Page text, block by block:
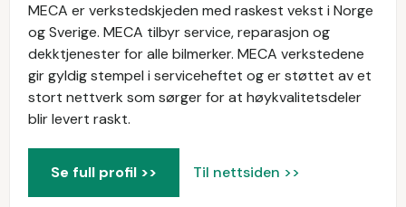
MECA er verkstedskjeden med raskest vekst i Norge
og Sverige. MECA tilbyr service, reparasjon og
dekktjenester for alle bilmerker. MECA verkstedene
gir gyldig stempel i serviceheftet og er støttet av et
stort nettverk som sørger for at høykvalitetsdeler
blir levert raskt.
Se full profil >> Til nettsiden >>